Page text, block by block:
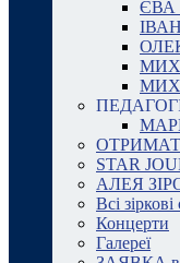
ЄВА
STAR
АЛЕЯ
Всі
Концерти
Галереї